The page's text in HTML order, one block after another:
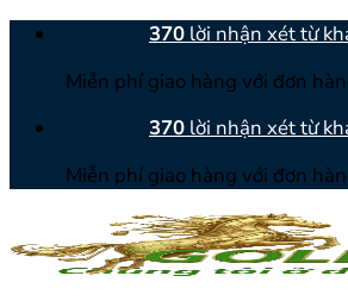
370 lời nhận xét từ
Miễn phí giao hàng với đơn
370 lời nhận xét từ
Miễn phí giao hàng với đơn